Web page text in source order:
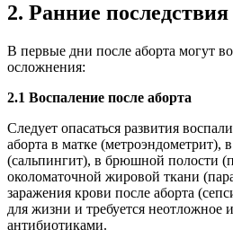
2. Ранние последствия
В первые дни после aбopта могут
осложнения:
2.1 Воспаление после aбopта
Следует опасаться развития
aбopта в матке (метроэндометрит),
(сальпингит), в брюшной полости
околоматочной жировой ткани
заражения крови после aбopта
для жизни и требуется неотложное
антибиотиками.